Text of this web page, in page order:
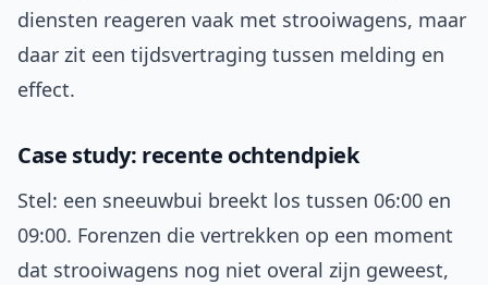
diensten reageren vaak met strooiwagens, maar
daar zit een tijdsvertraging tussen melding en
effect.
Case study: recente ochtendpiek
Stel: een sneeuwbui breekt los tussen 06:00 en
09:00. Forenzen die vertrekken op een moment
dat strooiwagens nog niet overal zijn geweest,